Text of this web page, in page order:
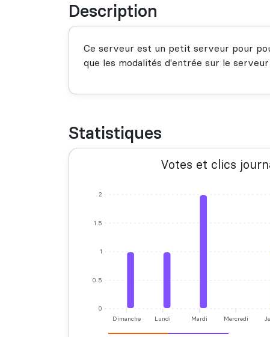
Description
Ce serveur est un petit serveur pour
que les modalités d'entrée sur le
Statistiques
Votes et clics
0
0.5
1
1.5
2
Dimanche Lundi Mardi Mercredi